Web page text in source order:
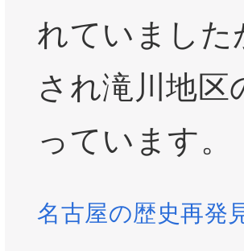
れていました
され滝川地
っています。
名古屋の歴史再発